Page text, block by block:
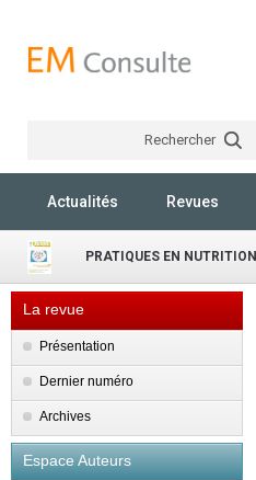
Rechercher
Actualités Revues
PRATIQUES EN NUTRITION
La revue
Présentation
Dernier numéro
Archives
Espace Auteurs